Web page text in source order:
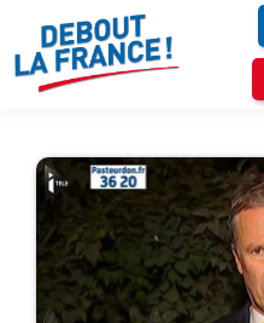
Panneau de gestion des cookies